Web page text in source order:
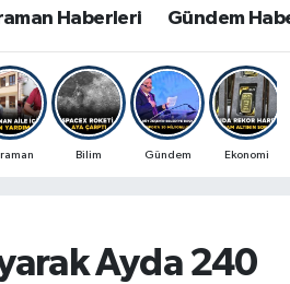
Haberleri Gündem
Bilim Gündem Ekonomi
Ayda 240